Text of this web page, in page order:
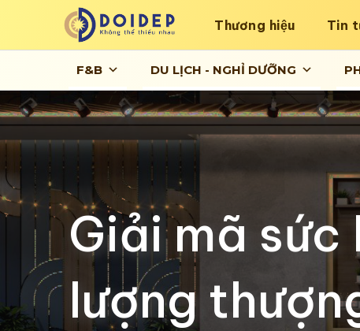
Thương hiệu Tin
F&B DU LỊCH - NGHỈ DƯỠNG
Giải mã
lượng